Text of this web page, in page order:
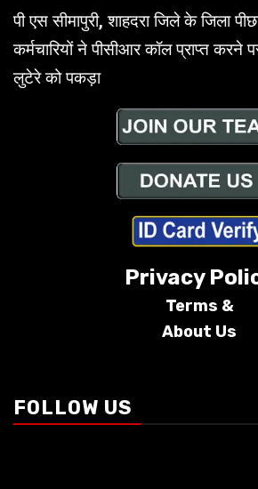
पी एस सीमापुरी, शाहदरा जिले के जिला
कर्मचारियों ने पीसीआर कॉल प्राप्त
लुटेरे को पकड़ा
Privacy
Terms &
About Us
FOLLOW US